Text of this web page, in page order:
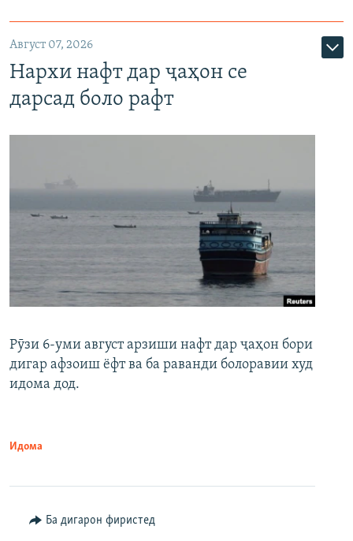
Август 07, 2026
Нархи нафт дар ҷаҳон се
дарсад боло рафт
Рӯзи 6-уми август арзиши нафт дар ҷаҳон бори
дигар афзоиш ёфт ва ба раванди болоравии худ
идома дод.
Идома
Ба дигарон фиристед